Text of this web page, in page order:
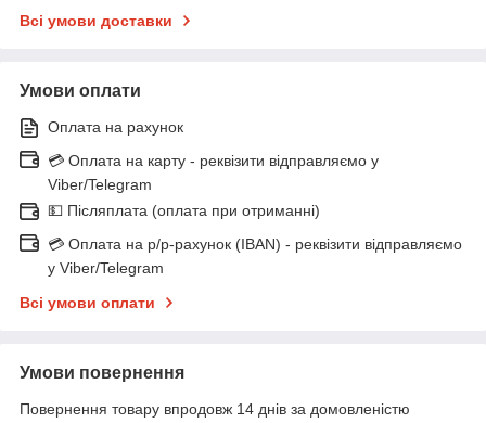
Всі умови доставки
Умови оплати
Оплата на рахунок
💳 Оплата на карту - реквізити відправляємо у
Viber/Telegram
💵 Післяплата (оплата при отриманні)
💳 Оплата на р/р-рахунок (IBAN) - реквізити відправляємо
у Viber/Telegram
Всі умови оплати
Умови повернення
Повернення товару впродовж 14 днів за домовленістю